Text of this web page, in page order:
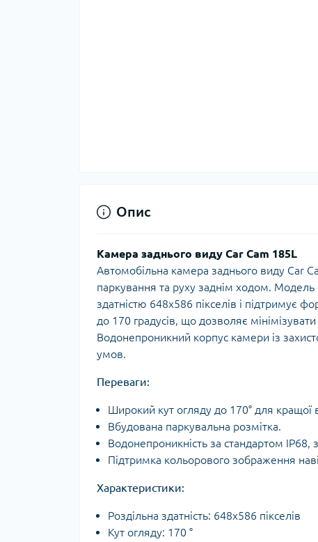
Опис
Камера заднього виду Car Cam 185L
Автомобільна камера заднього виду Car
паркування та руху заднім ходом.
здатністю 648x586 пікселів і підтримує
до 170 градусів, що дозволяє
Водонепроникний корпус камери із
умов.
Переваги:
Широкий кут огляду до 170° для кращої
Вбудована паркувальна розмітка.
Водонепроникність за стандартом IP68,
Підтримка кольорового зображення
Характеристики:
Роздільна здатність: 648x586 пікселів
Кут огляду: 170 °